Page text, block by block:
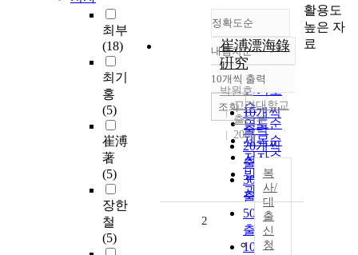
최부
(18)
최기
홍
(5)
崔溥
著
(5)
장한
철
(5)
정확도순
정확도
순
인기도
순
연도순
제목순
저자순
발행기
관순
내림차순
내림차순
10개씩 출력
10개씩
출력
20개씩
출력
30개씩
출력
50개씩
출력
100개씩
조회
崔溥漂海錄
硏究
박원호
고려대학교
출판부
2006
복
사/
대
출
신
청
2
활용도
높은 자
료